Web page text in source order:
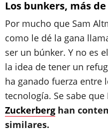
Los bunkers, más
Por mucho que Sam
como le dé la gana
ser un búnker. Y no es
la idea de tener un
ha ganado fuerza entre
tecnología. Se sabe que
Zuckerberg han
similares.